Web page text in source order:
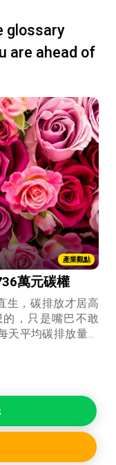
glossary
are ahead of
產業觀點
萬元碳權
生，碳排放才居高
，只是嘴巴不敢
天平均碳排放量為
公斤（環保署調
所以只要你一輩子
能漲到每公噸200
單身碳權」價值高
綠學院鄭重籲請政
就像發五倍券這